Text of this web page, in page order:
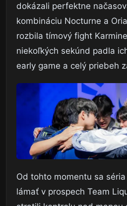
dokázali perfektne
kombináciu Nocturne a
rozbila tímový fight
niekoľkých sekúnd padla
early game a celý priebeh
Od tohto momentu sa
lámať v prospech Team